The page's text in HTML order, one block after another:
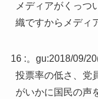
メディアがくっつ
織ですからメディ
16 :。gu:2018/09/
投票率の低さ、党
がいかに国民の声